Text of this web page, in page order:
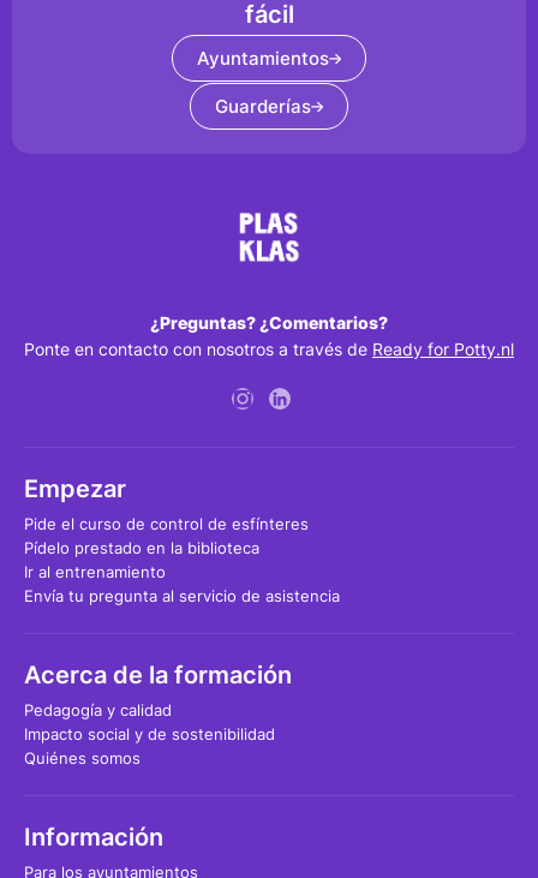
fácil
Ayuntamientos
Guarderías
¿Preguntas? ¿Comentarios?
Ponte en contacto con nosotros a través de Ready for Potty.nl
Empezar
Pide el curso de control de esfínteres
Pídelo prestado en la biblioteca
Ir al entrenamiento
Envía tu pregunta al servicio de asistencia
Acerca de la formación
Pedagogía y calidad
Impacto social y de sostenibilidad
Quiénes somos
Información
Para los ayuntamientos